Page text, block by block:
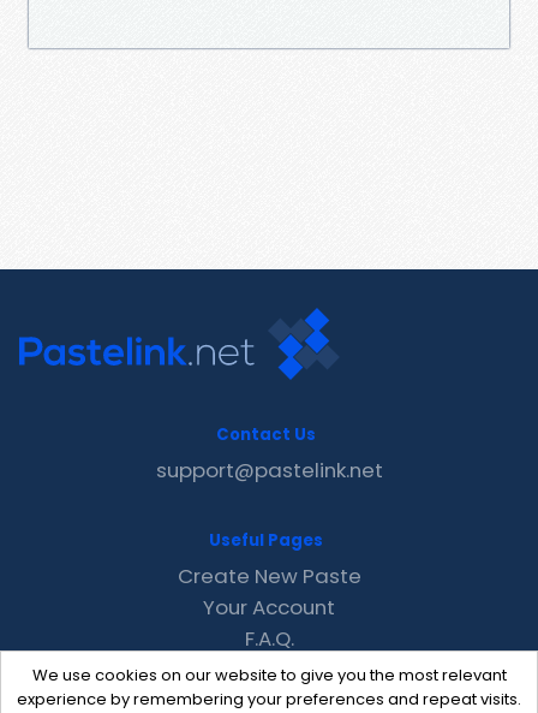
We use cookies on our website to give you the most relevant
experience by remembering your preferences and repeat visits.
Contact Us
support@pastelink.net
Useful Pages
Create New Paste
Your Account
F.A.Q.
Recent
Contact